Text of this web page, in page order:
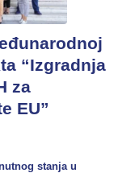
“Izgradnja
za
EU”
stanja u